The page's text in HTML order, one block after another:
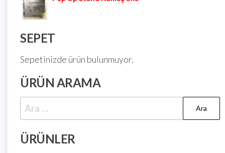
SEPET
Sepetinizde ürün bulunmuyor.
ÜRÜN ARAMA
ÜRÜNLER